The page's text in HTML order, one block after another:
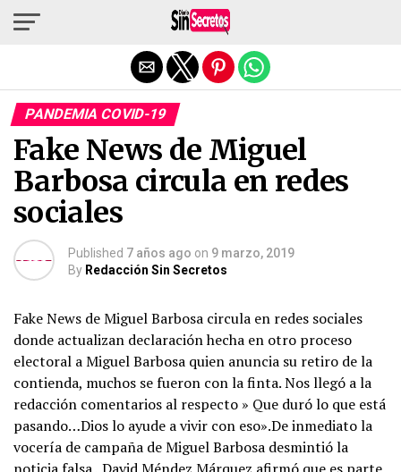
PANDEMIA COVID-19
Fake News de Miguel
Barbosa circula en redes
sociales
Published 7 años ago on 9 marzo, 2019
By Redacción Sin Secretos
Fake News de Miguel Barbosa circula en redes sociales
donde actualizan declaración hecha en otro proceso
electoral a Miguel Barbosa quien anuncia su retiro de la
contienda, muchos se fueron con la finta. Nos llegó a la
redacción comentarios al respecto » Que duró lo que está
pasando…Dios lo ayude a vivir con eso».De inmediato la
vocería de campaña de Miguel Barbosa desmintió la
Salir de la versión móvil